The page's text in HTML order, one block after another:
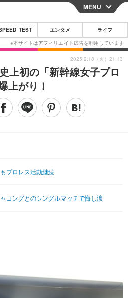
CLOSE
スマートフォン
その他
映画・ドラマ
その他
MENU
TEST エンタメ ライフ
上初の「新幹線女子プロ
上がり！
プロレス活動継続
コングとのシングルマッチで悔し涙
2025.2.18（火）21:13